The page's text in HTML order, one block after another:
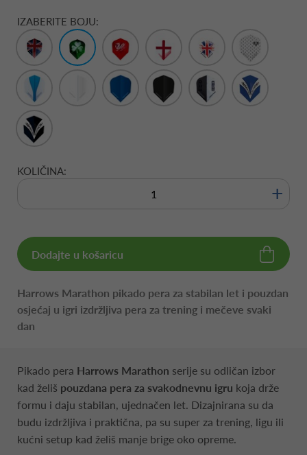
IZABERITE BOJU:
KOLIČINA:
+
Dodajte u košaricu
Harrows Marathon pikado pera za stabilan let i pouzdan
osjećaj u igri izdržljiva pera za trening i mečeve svaki
dan
Pikado pera Harrows Marathon serije su odličan izbor
kad želiš pouzdana pera za svakodnevnu igru koja drže
formu i daju stabilan, ujednačen let. Dizajnirana su da
budu izdržljiva i praktična, pa su super za trening, ligu ili
kućni setup kad želiš manje brige oko opreme.